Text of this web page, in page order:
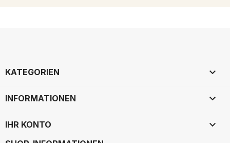
KATEGORIEN 
INFORMATIONEN 
IHR KONTO 